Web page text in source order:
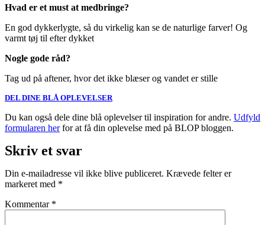
Hvad er et must at medbringe?
En god dykkerlygte, så du virkelig kan se de naturlige farver! Og
varmt tøj til efter dykket
Nogle gode råd?
Tag ud på aftener, hvor det ikke blæser og vandet er stille
DEL DINE BLÅ OPLEVELSER
Du kan også dele dine blå oplevelser til inspiration for andre. Udfyld
formularen herfor at få din oplevelse med på BLOP bloggen.
Skriv et svar
Din e-mailadresse vil ikke blive publiceret. Krævede felter er
markeret med *
Kommentar *